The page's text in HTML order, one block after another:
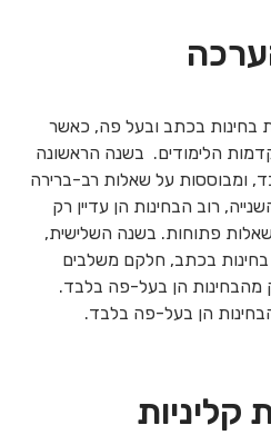
בחינות בכתב ובעל פה, כאשר
הלימודים. בשנה הראשונה
ומבוססות על שאלות רב-ברירה
רוב הבחינות הן עדיין רק
פתוחות. בשנה השלישית,
בחינות בכתב, חלקם משלבים
מהבחינות הן בעל-פה בלבד.
הן בעל-פה בלבד.
קליניות